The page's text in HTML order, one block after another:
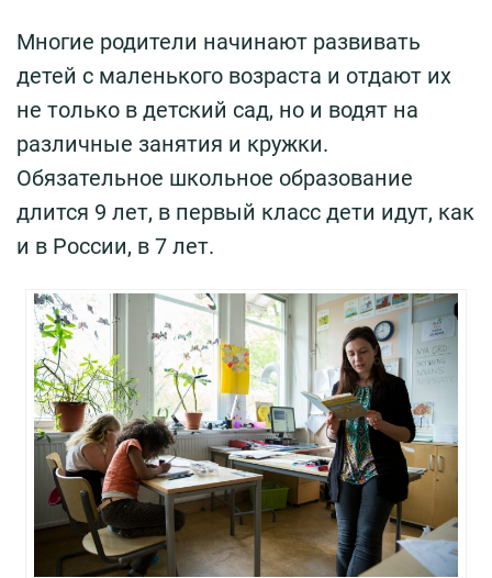
Многие родители начинают развивать
детей с маленького возраста и отдают их
не только в детский сад, но и водят на
различные занятия и кружки.
Обязательное школьное образование
длится 9 лет, в первый класс дети идут, как
и в России, в 7 лет.